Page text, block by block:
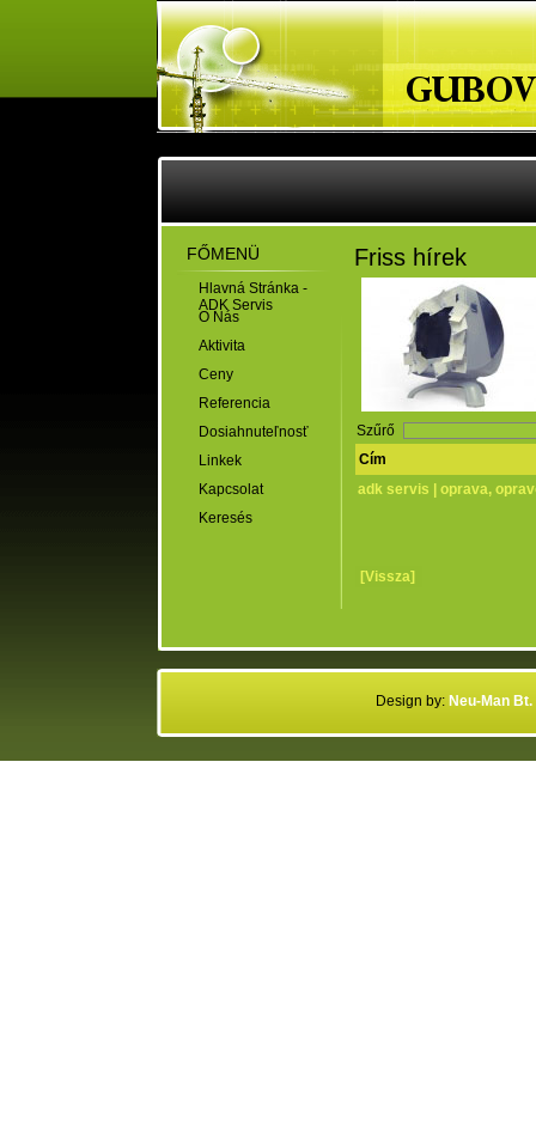
FŐMENÜ
Hlavná Stránka -
ADK Servis
O Nás
Aktivita
Ceny
Referencia
Dosiahnuteľnosť
Linkek
Kapcsolat
Keresés
Friss hírek
Szűrő
Cím
adk servis | oprava,
[Vissza]
Design by: Neu-Man